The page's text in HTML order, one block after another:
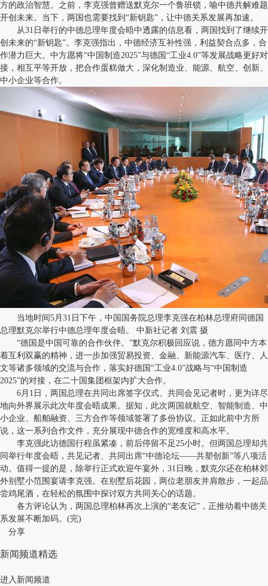
方的政治智慧。之前，李克强曾赠送默克尔一个鲁班锁，喻中德共解难题
开创未来。当下，两国也需要找到“新钥匙”，让中德关系发展再加速。
从31日举行的中德总理年度会晤中透露的信息看，两国找到了继续开
创未来的“新钥匙”。李克强指出，中德经济互补性强，利益契合点多，合
作潜力巨大。中方愿将“中国制造2025”与德国“工业4.0”等发展战略更好对
接，相互平等开放，把合作蛋糕做大，深化制造业、能源、航空、创新、
中小企业等合作。
当地时间5月31日下午，中国国务院总理李克强在柏林总理府同德国
总理默克尔举行中德总理年度会晤。 中新社记者 刘震 摄
“德国是中国可靠的合作伙伴。”默克尔积极回应说，德方愿同中方本
着互利双赢的精神，进一步加强贸易投资、金融、新能源汽车、医疗、人
文等诸多领域的交流与合作，落实好德国“工业4.0”战略与“中国制造
2025”的对接，在二十国集团框架内扩大合作。
6月1日，两国总理在共同出席签字仪式、共同会见记者时，更为详尽
地向外界展示此次年度会晤成果。据知，此次两国就航空、智能制造、中
小企业、船舶融资、三方合作等领域签署了多份协议。正如此前中方所
说，这一系列合作文件，充分展现中德合作的宽维度和高水平。
李克强此访德国行程虽紧凑，前后停留不足25小时。但两国总理却共
同举行年度会晤，共见记者、共同出席“中德论坛——共塑创新”等八项活
动。值得一提的是，除举行正式欢迎午宴外，31日晚，默克尔还在柏林郊
外别墅小范围宴请李克强。在别墅后花园，两位老朋友并肩散步，一起品
尝鸡尾酒，在轻松的氛围中探讨双方共同关心的话题。
各方评论认为，两国总理柏林再次上演的“老友记”，正推动着中德关
系发展不断加码。(完)
分享
新闻频道精选
进入新闻频道